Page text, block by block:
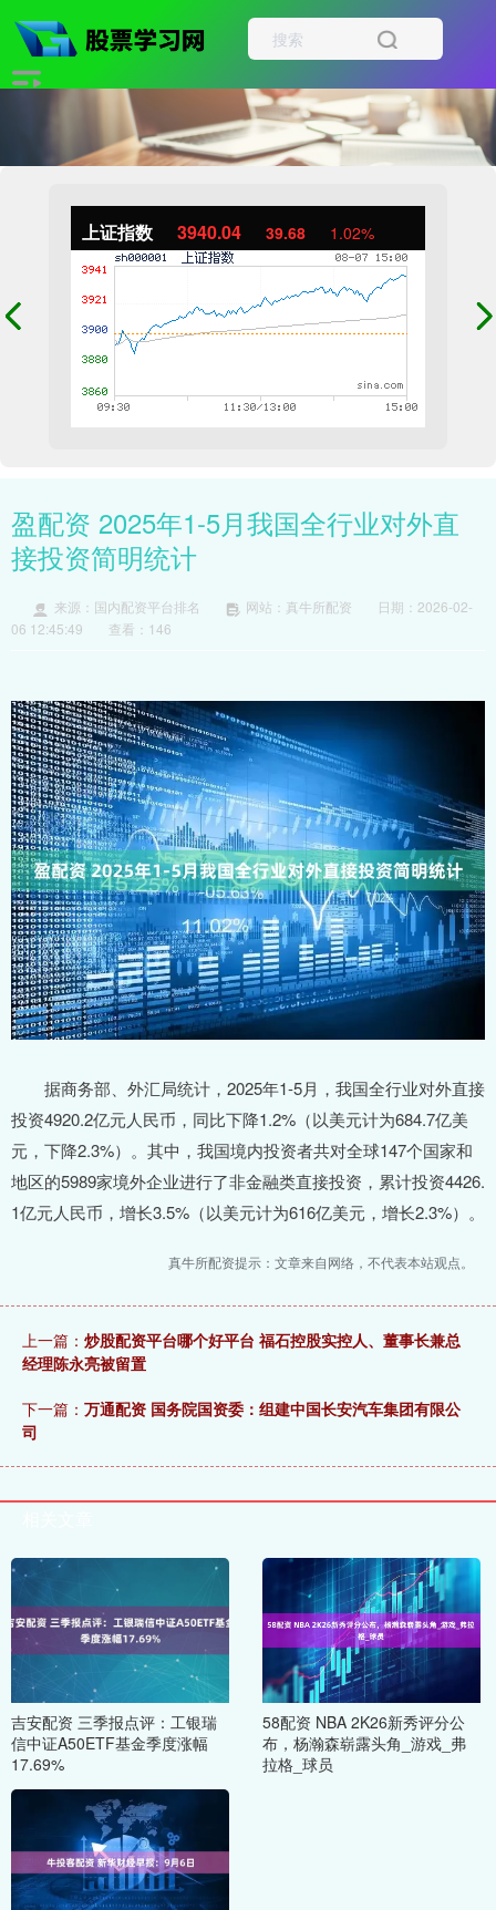
上证指数 3940.04 39.68 1.02%
盈配资 2025年1-5月我国全行业对外直
接投资简明统计
来源：国内配资平台排名 网站：真牛所配资
日期：2026-02-
06 12:45:49
查看：146
据商务部、外汇局统计，2025年1-5月，我国全行业对外直接
投资4920.2亿元人民币，同比下降1.2%（以美元计为684.7亿美
元，下降2.3%）。其中，我国境内投资者共对全球147个国家和
地区的5989家境外企业进行了非金融类直接投资，累计投资4426.
1亿元人民币，增长3.5%（以美元计为616亿美元，增长2.3%）。
真牛所配资提示：文章来自网络，不代表本站观点。
上一篇： 炒股配资平台哪个好平台 福石控股实控人、董事长兼总
经理陈永亮被留置
下一篇： 万通配资 国务院国资委：组建中国长安汽车集团有限公
司
吉安配资 三季报点评：工银瑞
信中证A50ETF基金季度涨幅
17.69%
58配资 NBA 2K26新秀评分公
布，杨瀚森崭露头角_游戏_弗
拉格_球员